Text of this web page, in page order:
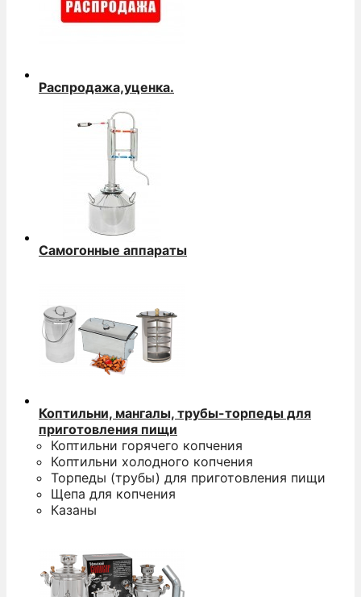
Распродажа,уценка.
Самогонные аппараты
Коптильни, мангалы, трубы-торпеды для
приготовления пищи
Коптильни горячего копчения
Коптильни холодного копчения
Торпеды (трубы) для приготовления пищи
Щепа для копчения
Казаны